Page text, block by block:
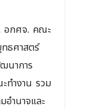
อกศจ. คณะ
ทธศาสตร์
นาการ
ทำงาน รวม
อำนาจและ